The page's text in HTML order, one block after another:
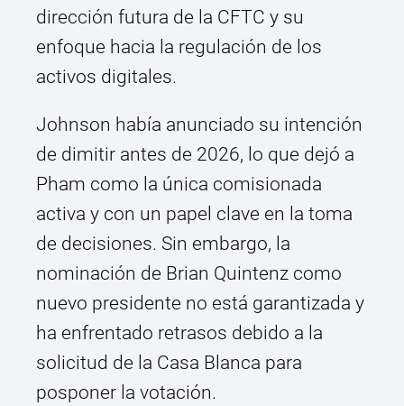
dirección futura de la CFTC y su
enfoque hacia la regulación de los
activos digitales.
Johnson había anunciado su intención
de dimitir antes de 2026, lo que dejó a
Pham como la única comisionada
activa y con un papel clave en la toma
de decisiones. Sin embargo, la
nominación de Brian Quintenz como
nuevo presidente no está garantizada y
ha enfrentado retrasos debido a la
solicitud de la Casa Blanca para
posponer la votación.